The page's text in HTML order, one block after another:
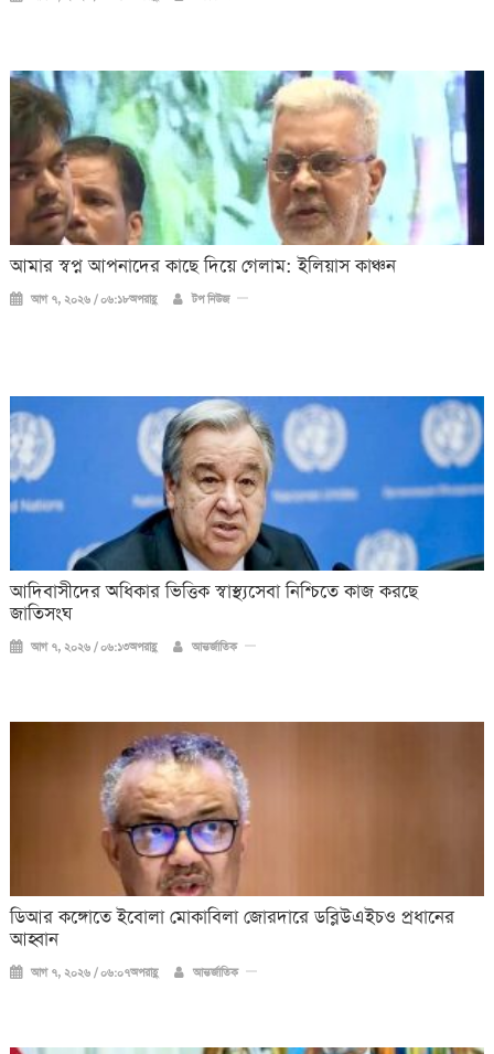
আমার স্বপ্ন আপনাদের কাছে দিয়ে গেলাম: ইলিয়াস কাঞ্চন
আগ ৭, ২০২৬ / ০৬:১৮অপরাহ্ণ টপ নিউজ
আদিবাসীদের অধিকার ভিত্তিক স্বাস্থ্যসেবা নিশ্চিতে কাজ করছে
জাতিসংঘ
আগ ৭, ২০২৬ / ০৬:১৩অপরাহ্ণ আন্তর্জাতিক
ডিআর কঙ্গোতে ইবোলা মোকাবিলা জোরদারে ডব্লিউএইচও প্রধানের
আহ্বান
আগ ৭, ২০২৬ / ০৬:০৭অপরাহ্ণ আন্তর্জাতিক